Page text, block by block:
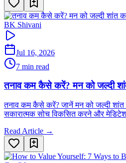
BK Shivani
Jul 16, 2026
7 min read
तनाव कम कैसे करें? मन को जल्दी
तनाव कम कैसे करें? जानें मन को जल्दी शांत
सकारात्मक सोच विकसित करने और
Read Article →